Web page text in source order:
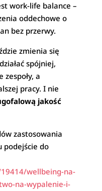
work-life balance –
oddechowe o
bez przerwy.
zmienia się
spójniej,
a
pracy. I nie
jakość
zastosowania
podejście do
wellbeing-na-
na-wypalenie-i-